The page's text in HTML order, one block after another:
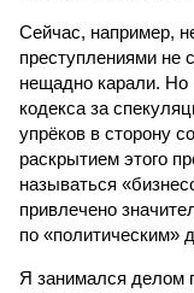
Сейчас, например,
преступлениями не
нещадно карали. Но
кодекса за
упрёков в сторону
раскрытием этого
называться
привлечено
по «политическим»
Я занимался делом